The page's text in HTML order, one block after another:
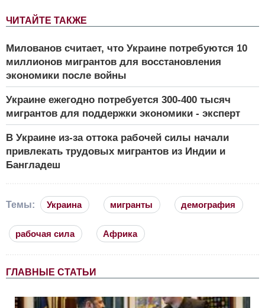
ЧИТАЙТЕ ТАКЖЕ
Милованов считает, что Украине потребуются 10
миллионов мигрантов для восстановления
экономики после войны
Украине ежегодно потребуется 300-400 тысяч
мигрантов для поддержки экономики - эксперт
В Украине из-за оттока рабочей силы начали
привлекать трудовых мигрантов из Индии и
Бангладеш
Темы: Украина мигранты демография
рабочая сила Африка
ГЛАВНЫЕ СТАТЬИ